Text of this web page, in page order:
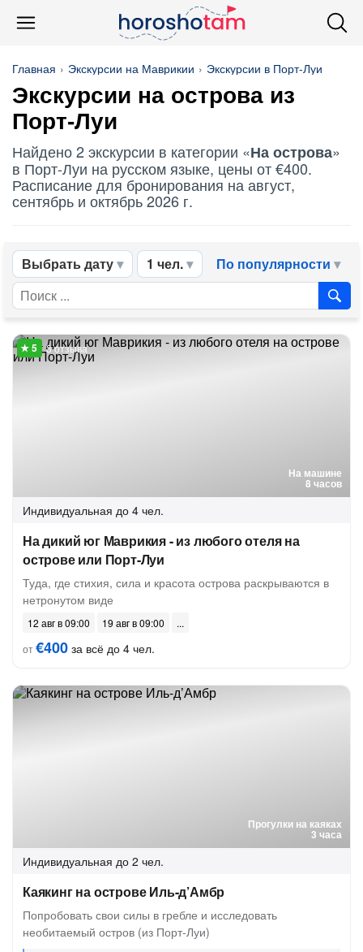
Главная Экскурсии на Маврикии Экскурсии в Порт-Луи
Экскурсии на острова из
Порт-Луи
Найдено 2 экскурсии в категории «На острова»
в Порт-Луи на русском языке, цены от €400.
Расписание для бронирования на август,
сентябрь и октябрь 2026 г.
Выбрать дату 1 чел. По популярности
На машине
8 часов
3 отзыва
Индивидуальная до 4 чел.
На дикий юг Маврикия - из любого отеля на
острове или Порт-Луи
Туда, где стихия, сила и красота острова раскрываются в
нетронутом виде
12 авг в 09:00
19 авг в 09:00
от€400 за всё до 4 чел.
Прогулки на каяках
3 часа
Индивидуальная до 2 чел.
Каякинг на острове Иль-д’Амбр
Попробовать свои силы в гребле и исследовать
необитаемый остров (из Порт-Луи)